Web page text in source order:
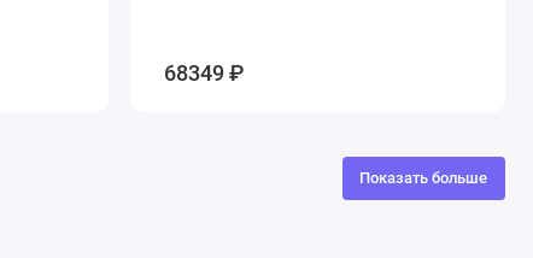
68349 ₽
Показать больше